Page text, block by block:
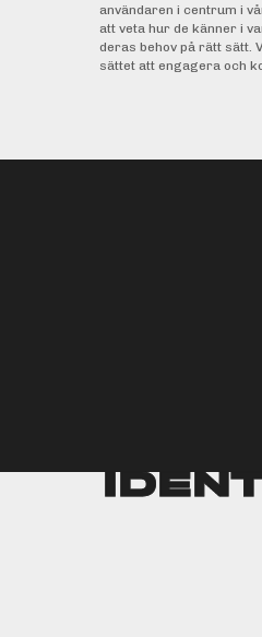
användaren i centrum i
att veta hur de känner i
deras behov på rätt sätt.
sättet att engagera och